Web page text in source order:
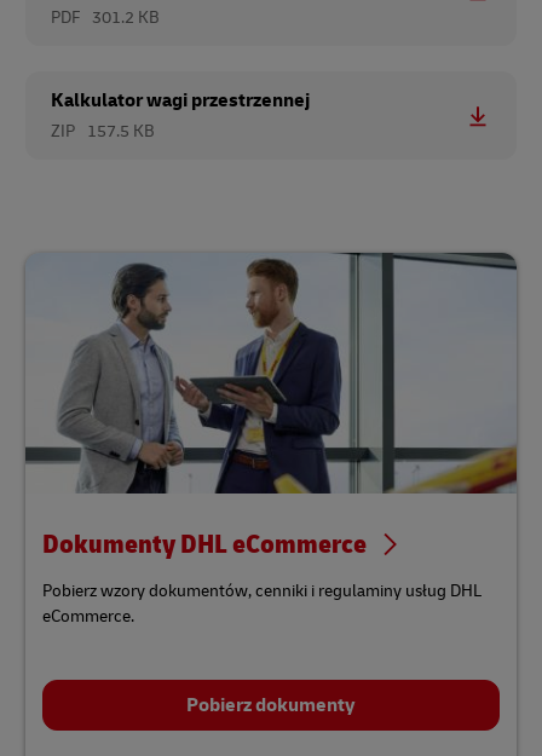
PDF 301.2 KB
Kalkulator wagi przestrzennej
ZIP 157.5 KB
Dokumenty DHL eCommerce
Pobierz wzory dokumentów, cenniki i regulaminy usług DHL
eCommerce.
Pobierz dokumenty